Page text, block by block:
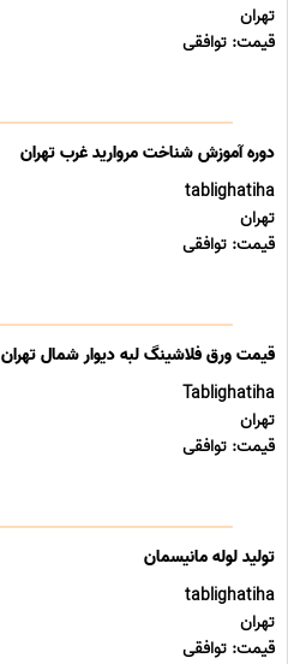
تهران
قیمت: توافقی
دوره آموزش شناخت مروارید غرب تهران
tablighatiha
تهران
قیمت: توافقی
قیمت ورق فلاشینگ لبه دیوار شمال تهران
Tablighatiha
تهران
قیمت: توافقی
تولید لوله مانیسمان
tablighatiha
تهران
قیمت: توافقی